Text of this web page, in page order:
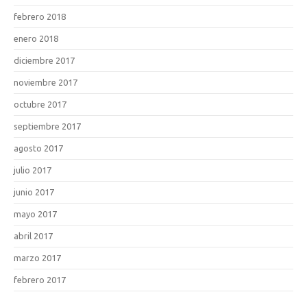
febrero 2018
enero 2018
diciembre 2017
noviembre 2017
octubre 2017
septiembre 2017
agosto 2017
julio 2017
junio 2017
mayo 2017
abril 2017
marzo 2017
febrero 2017